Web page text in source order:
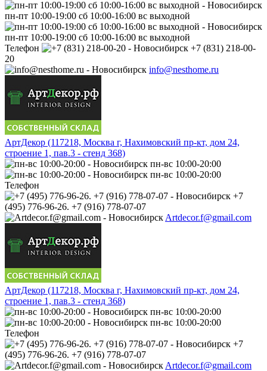
пн-пт 10:00-19:00 сб 10:00-16:00 вс выходной
пн-пт 10:00-19:00 сб 10:00-16:00 вс выходной
Телефон
+7 (831) 218-00-
20
info@nesthome.ru
АртДекор (117218, Москва г, Нахимовский пр-кт, дом 24,
строение 1, пав.3 - стенд 368)
пн-вс 10:00-20:00
пн-вс 10:00-20:00
Телефон
+7
(495) 776-96-26. +7 (916) 778-07-07
Artdecor.f@gmail.com
АртДекор (117218, Москва г, Нахимовский пр-кт, дом 24,
строение 1, пав.3 - стенд 368)
пн-вс 10:00-20:00
пн-вс 10:00-20:00
Телефон
+7
(495) 776-96-26. +7 (916) 778-07-07
Artdecor.f@gmail.com